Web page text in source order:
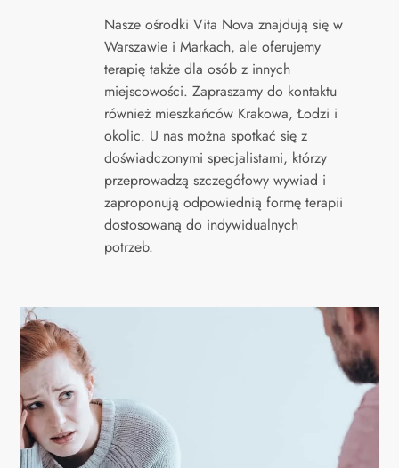
Nasze ośrodki Vita Nova znajdują się w
Warszawie i Markach, ale oferujemy
terapię także dla osób z innych
miejscowości. Zapraszamy do kontaktu
również mieszkańców Krakowa, Łodzi i
okolic. U nas można spotkać się z
doświadczonymi specjalistami, którzy
przeprowadzą szczegółowy wywiad i
zaproponują odpowiednią formę terapii
dostosowaną do indywidualnych
potrzeb.